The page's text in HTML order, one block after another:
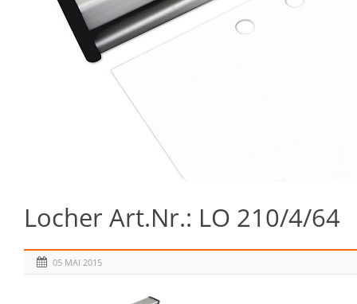
Locher Art.Nr.: LO 210/4/64
05 MAI 2015